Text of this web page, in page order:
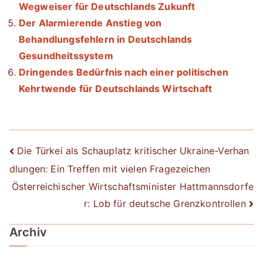
Wegweiser für Deutschlands Zukunft
Der Alarmierende Anstieg von
Behandlungsfehlern in Deutschlands
Gesundheitssystem
Dringendes Bedürfnis nach einer politischen
Kehrtwende für Deutschlands Wirtschaft
Beitrags-
Navigation
Die Türkei als Schauplatz kritischer Ukraine-Verhan
dlungen: Ein Treffen mit vielen Fragezeichen
Österreichischer Wirtschaftsminister Hattmannsdorfe
r: Lob für deutsche Grenzkontrollen
Archiv